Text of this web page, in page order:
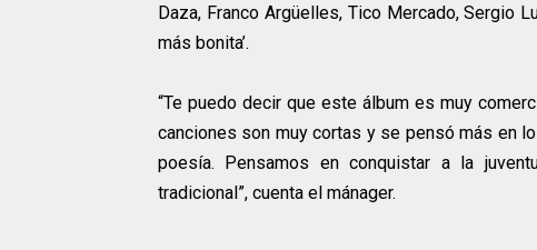
Daza, Franco Argüelles, Tico Mercado, Sergio
más bonita’.
“Te puedo decir que este álbum es muy
canciones son muy cortas y se pensó más en
poesía. Pensamos en conquistar a la
tradicional”, cuenta el mánager.